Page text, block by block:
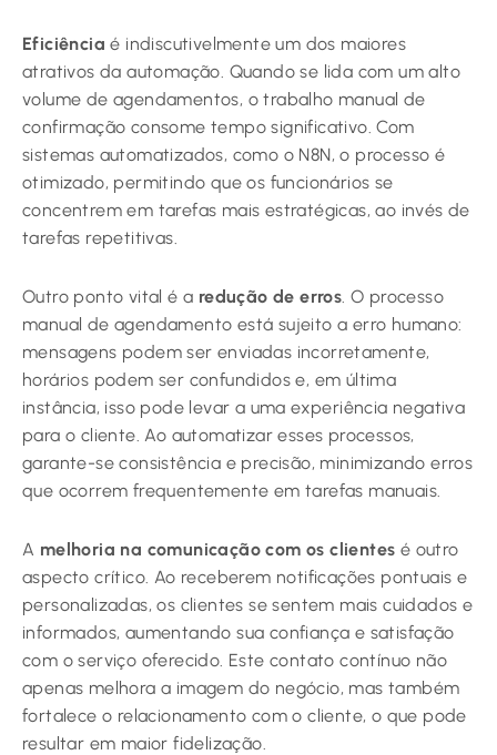
Eficiência é indiscutivelmente um dos maiores
atrativos da automação. Quando se lida com um alto
volume de agendamentos, o trabalho manual de
confirmação consome tempo significativo. Com
sistemas automatizados, como o N8N, o processo é
otimizado, permitindo que os funcionários se
concentrem em tarefas mais estratégicas, ao invés de
tarefas repetitivas.
Outro ponto vital é a redução de erros . O processo
manual de agendamento está sujeito a erro humano:
mensagens podem ser enviadas incorretamente,
horários podem ser confundidos e, em última
instância, isso pode levar a uma experiência negativa
para o cliente. Ao automatizar esses processos,
garante-se consistência e precisão, minimizando erros
que ocorrem frequentemente em tarefas manuais.
A melhoria na comunicação com os clientes é outro
aspecto crítico. Ao receberem notificações pontuais e
personalizadas, os clientes se sentem mais cuidados e
informados, aumentando sua confiança e satisfação
com o serviço oferecido. Este contato contínuo não
apenas melhora a imagem do negócio, mas também
fortalece o relacionamento com o cliente, o que pode
resultar em maior fidelização.